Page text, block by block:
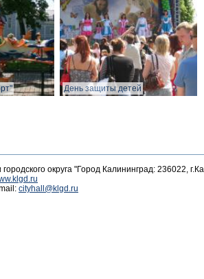
День защиты детей
округа "Город Калининград: 236022,
cityhall@klgd.ru